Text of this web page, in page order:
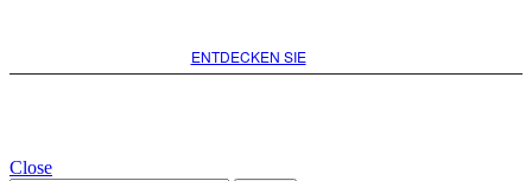
ENTDECKEN SIE
Close